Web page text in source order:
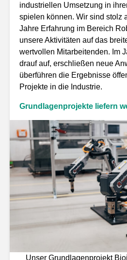
industriellen Umsetzung in
spielen können. Wir sind stolz
Jahre Erfahrung im Bereich
unsere Aktivitäten auf das
wertvollen Mitarbeitenden. Im
drauf auf, erschließen neue
überführen die Ergebnisse
Projekte in die Industrie.
Grundlagenprojekte liefern
Unser Grundlagenprojekt